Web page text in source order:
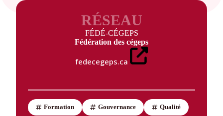
RÉSEAU
FÉDÉ-CÉGEPS
Fédération des cégeps
fedecegeps.ca
Formation Gouvernance Qualité